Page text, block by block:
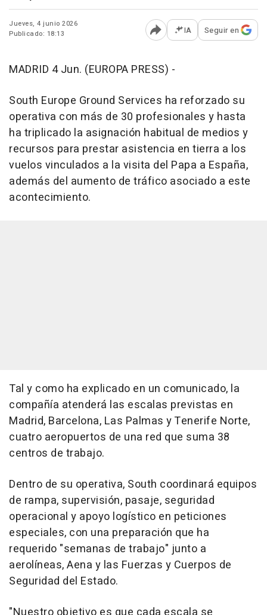
Jueves, 4 junio 2026
Publicado: 18:13
Abrir opciones para
IA Seguir en
MADRID 4 Jun. (EUROPA PRESS) -
South Europe Ground Services ha reforzado su
operativa con más de 30 profesionales y hasta
ha triplicado la asignación habitual de medios y
recursos para prestar asistencia en tierra a los
vuelos vinculados a la visita del Papa a España,
además del aumento de tráfico asociado a este
acontecimiento.
Tal y como ha explicado en un comunicado, la
compañía atenderá las escalas previstas en
Madrid, Barcelona, Las Palmas y Tenerife Norte,
cuatro aeropuertos de una red que suma 38
centros de trabajo.
Dentro de su operativa, South coordinará equipos
de rampa, supervisión, pasaje, seguridad
operacional y apoyo logístico en peticiones
especiales, con una preparación que ha
requerido "semanas de trabajo" junto a
aerolíneas, Aena y las Fuerzas y Cuerpos de
Seguridad del Estado.